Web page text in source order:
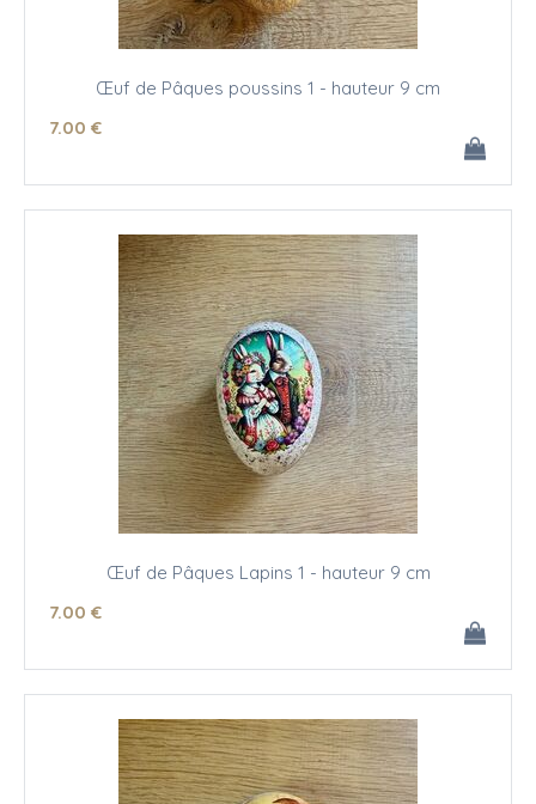
Œuf de Pâques poussins 1 - hauteur 9 cm
7.00 €
Œuf de Pâques Lapins 1 - hauteur 9 cm
7.00 €